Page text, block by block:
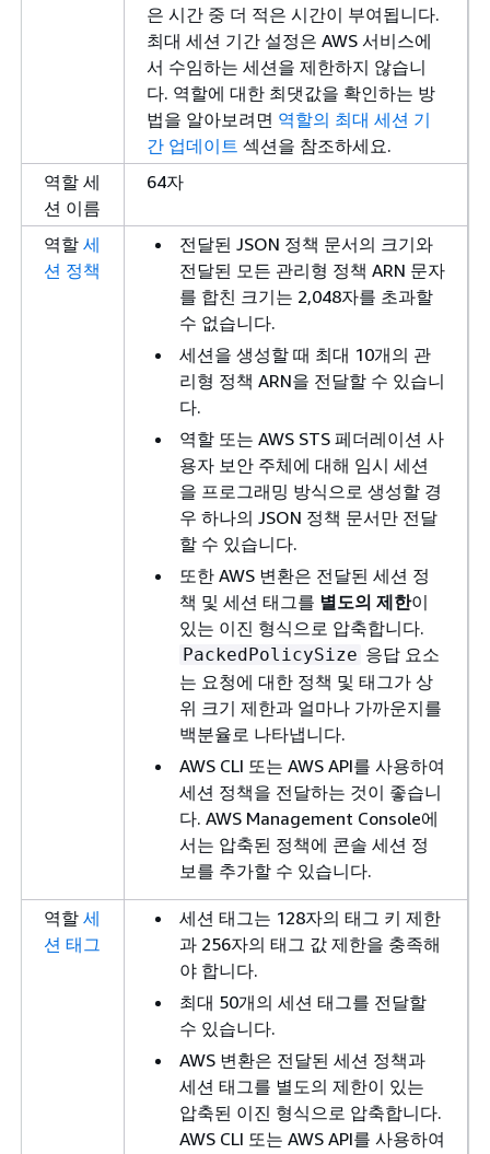
은 시간 중 더 적은 시간이 부여됩니다.
최대 세션 기간 설정은 AWS 서비스에
서 수임하는 세션을 제한하지 않습니
다. 역할에 대한 최댓값을 확인하는 방
법을 알아보려면 역할의 최대 세션 기
간 업데이트 섹션을 참조하세요.
역할 세
션 이름
64자
역할 세
션 정책
전달된 JSON 정책 문서의 크기와
전달된 모든 관리형 정책 ARN 문자
를 합친 크기는 2,048자를 초과할
수 없습니다.
세션을 생성할 때 최대 10개의 관
리형 정책 ARN을 전달할 수 있습니
다.
역할 또는 AWS STS 페더레이션 사
용자 보안 주체에 대해 임시 세션
을 프로그래밍 방식으로 생성할 경
우 하나의 JSON 정책 문서만 전달
할 수 있습니다.
또한 AWS 변환은 전달된 세션 정
책 및 세션 태그를 별도의 제한이
있는 이진 형식으로 압축합니다.
PackedPolicySize 응답 요소
는 요청에 대한 정책 및 태그가 상
위 크기 제한과 얼마나 가까운지를
백분율로 나타냅니다.
AWS CLI 또는 AWS API를 사용하여
세션 정책을 전달하는 것이 좋습니
다. AWS Management Console에
서는 압축된 정책에 콘솔 세션 정
보를 추가할 수 있습니다.
역할 세
션 태그
세션 태그는 128자의 태그 키 제한
과 256자의 태그 값 제한을 충족해
야 합니다.
최대 50개의 세션 태그를 전달할
수 있습니다.
AWS 변환은 전달된 세션 정책과
세션 태그를 별도의 제한이 있는
압축된 이진 형식으로 압축합니다.
AWS CLI 또는 AWS API를 사용하여